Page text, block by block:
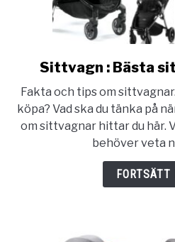
Sittvagn : Bästa
Fakta och tips om
köpa? Vad ska du tänka på
om sittvagnar hittar du här.
behöver veta
FORTSÄTT